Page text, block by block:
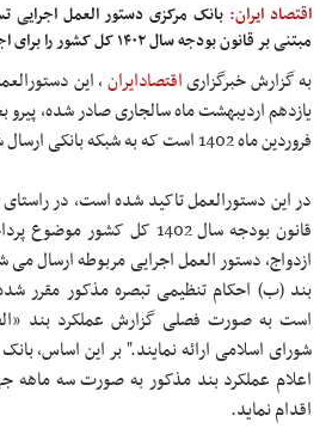
اقتصاد ایران: بانک مرکزی دستور العمل اجرایی
مبتنی بر قانون بودجه سال ۱۴۰۲ کل کشور را برای اجرا به شبکه بانکی ابلاغ کرد.
به گزارش خبرگزاریاقتصادایران
فروردین ماه 1402 است که به شبکه بانکی ارسال شده بود.
قانون بودجه سال 1402 کل
ازدواج، دستور العمل اجرایی مربوطه ارسال
بند (ب) احکام تنظیمی تبصره مذکور مقرر
است به صورت فصلی گزارش عملکرد بند
شورای اسلامی ارائه نمایند." بر این اساس،
اعلام عملکرد بند مذکور به صورت سه ماهه
اقدام نماید.